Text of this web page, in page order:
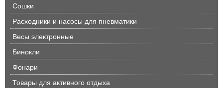
Сошки
Расходники и насосы для пневматики
Весы электронные
Бинокли
Фонари
Товары для активного отдыха